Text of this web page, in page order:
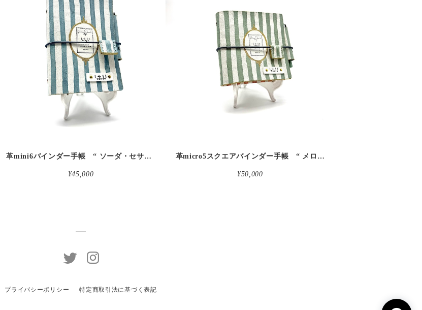
detail
革mini6バインダー手帳 “ ソーダ・セサミシェイク 昼下がりのお茶会” 本革
¥45,000
detail
革micro5スクエアバインダー手帳 “ メロン・イチゴシェイク 昼下がりのお茶会” 本革
¥50,000
プライバシーポリシー 特定商取引法に基づく表記